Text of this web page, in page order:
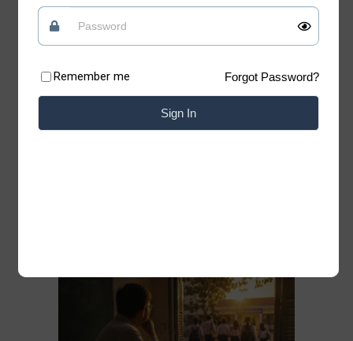
Quan điểm 09/07/2026
Có những lúc, sống “chua” một chút mới giữ
tâm hồn đang tìm kiếm sự bình yên. Chào
Remember me Forgot Password?
Sign In